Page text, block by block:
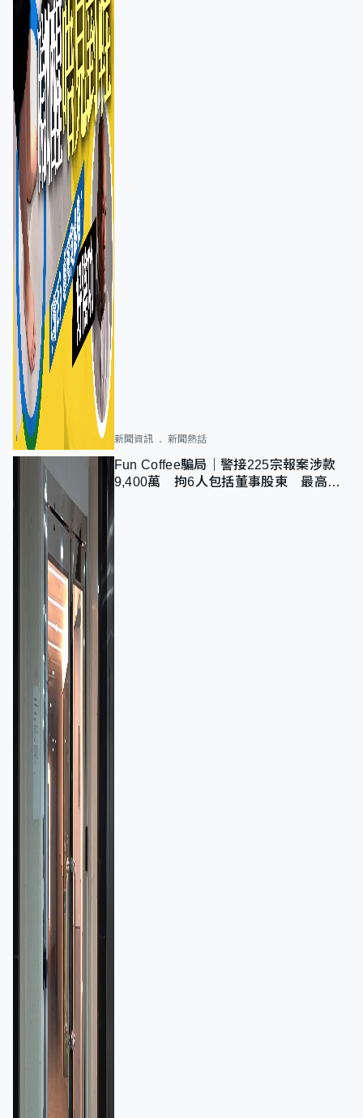
新聞資訊 新聞熱話
Fun Coffee騙局｜警接225宗報案涉款
9,400萬 拘6人包括董事股東 最高金